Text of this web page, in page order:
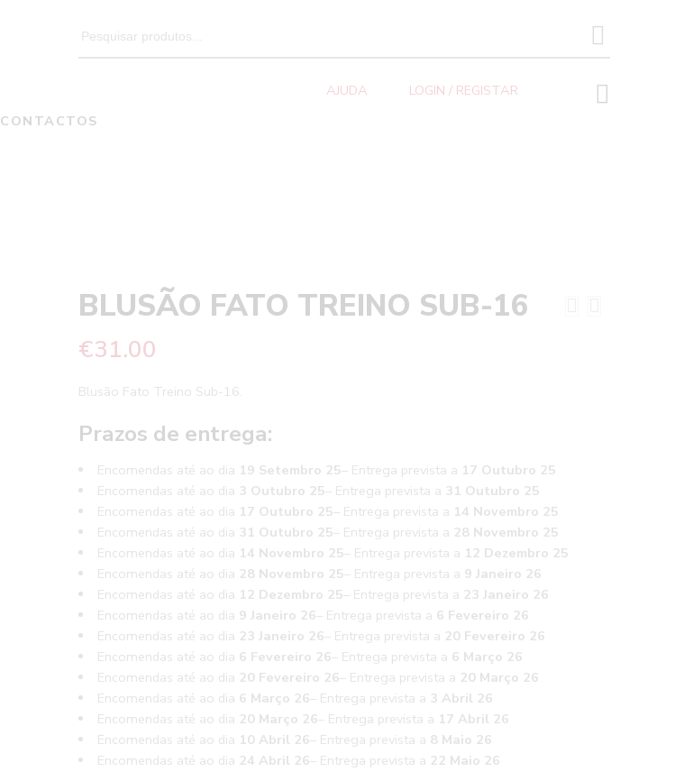
Search
for:
SEARCH BUTTON
AJUDA
LOGIN / REGISTAR
CONTACTOS
BLUSÃO FATO TREINO SUB-16
€31.00
Blusão Fato Treino Sub-16.
Prazos de entrega:
Encomendas até ao dia 19 Setembro 25– Entrega prevista a 17 Outubro 25
Encomendas até ao dia 3 Outubro 25– Entrega prevista a 31 Outubro 25
Encomendas até ao dia 17 Outubro 25– Entrega prevista a 14 Novembro 25
Encomendas até ao dia 31 Outubro 25– Entrega prevista a 28 Novembro 25
Encomendas até ao dia 14 Novembro 25– Entrega prevista a 12 Dezembro 25
Encomendas até ao dia 28 Novembro 25– Entrega prevista a 9 Janeiro 26
Encomendas até ao dia 12 Dezembro 25– Entrega prevista a 23 Janeiro 26
Encomendas até ao dia 9 Janeiro 26– Entrega prevista a 6 Fevereiro 26
Encomendas até ao dia 23 Janeiro 26– Entrega prevista a 20 Fevereiro 26
Encomendas até ao dia 6 Fevereiro 26– Entrega prevista a 6 Março 26
Encomendas até ao dia 20 Fevereiro 26– Entrega prevista a 20 Março 26
Encomendas até ao dia 6 Março 26– Entrega prevista a 3 Abril 26
Encomendas até ao dia 20 Março 26– Entrega prevista a 17 Abril 26
Encomendas até ao dia 10 Abril 26– Entrega prevista a 8 Maio 26
Encomendas até ao dia 24 Abril 26– Entrega prevista a 22 Maio 26